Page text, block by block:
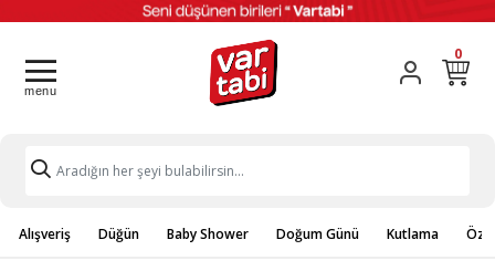
0
Alışveriş Düğün Baby Shower Doğum Günü Kutlama